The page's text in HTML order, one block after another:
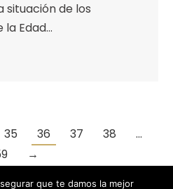
situación de los
Edad…
35 36 37 38
…
→
que te damos la mejor